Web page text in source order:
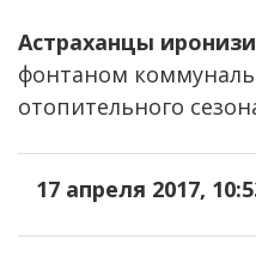
Астраханцы
фонтаном
отопительного
17 апреля 2017,